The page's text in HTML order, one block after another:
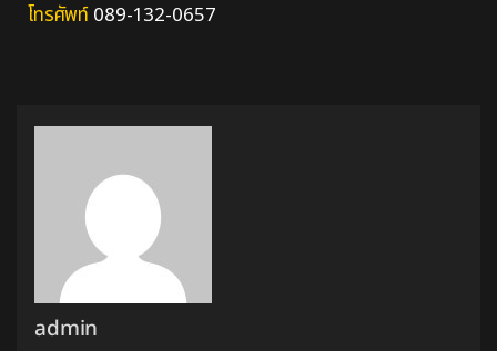
โทรศัพท์089-132-0657
admin